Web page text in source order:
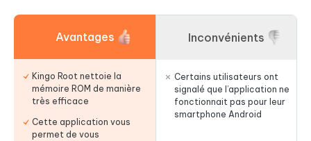
Avantages
Kingo Root nettoie la
mémoire ROM de manière
très efficace
Cette application vous
permet de vous
Inconvénients
Certains utilisateurs ont
signalé que l’application ne
fonctionnait pas pour leur
smartphone Android